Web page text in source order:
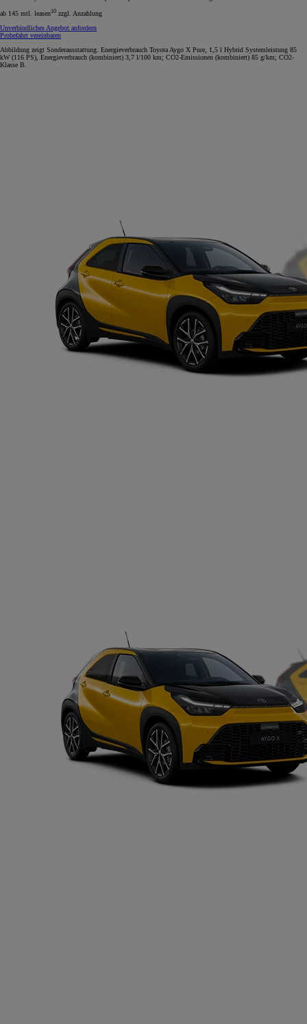
ab 145 mtl. leasen10 zzgl. Anzahlung
Unverbindliches Angebot anfordern
Probefahrt vereinbaren
Abbildung zeigt Sonderausstattung. Energieverbrauch Toyota Aygo X Pure, 1,5 l Hybrid Systemleistung 85
kW (116 PS), Energieverbrauch (kombiniert) 3,7 l/100 km; CO2-Emissionen (kombiniert) 85 g/km; CO2-
Klasse B.